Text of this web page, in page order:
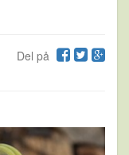
Del på